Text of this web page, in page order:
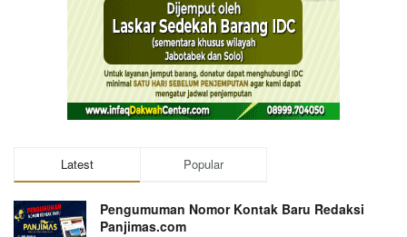
Latest Popular
Pengumuman Nomor Kontak Baru Redaksi
Panjimas.com